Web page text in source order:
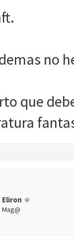
no
que
Eliron
Mag@